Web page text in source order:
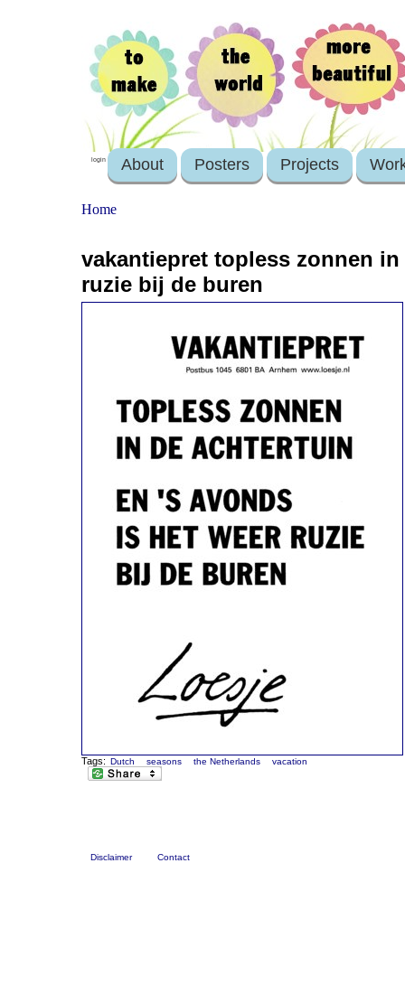
login About Posters Projects
Home
vakantiepret topless zonnen
ruzie bij de buren
Tags: Dutch seasons the Netherlands vacation
Disclaimer Contact